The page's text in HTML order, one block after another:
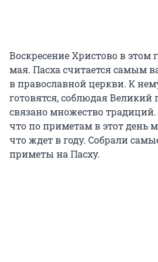
Воскресение Христово в этом
мая. Пасха считается самым
в православной церкви. К
готовятся, соблюдая Великий
связано множество
что по приметам в этот день
что ждет в году. Собрали
приметы на Пасху.